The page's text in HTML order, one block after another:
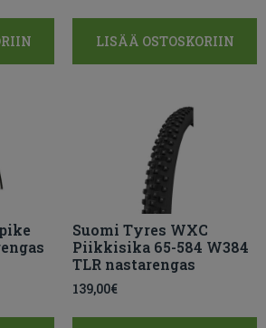
LISÄÄ OSTOSKORIIN
Suomi Tyres WXC
Piikkisika 65-584 W384
TLR nastarengas
139,00€